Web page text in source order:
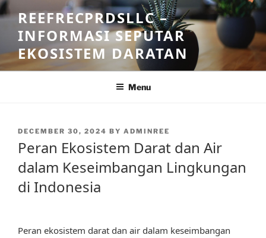
Skip
to
content
REEFRECPRDSLLC –
INFORMASI SEPUTAR
EKOSISTEM DARATAN
Menu
POSTED
DECEMBER 30, 2024 BY ADMINREE
Peran Ekosistem Darat dan Air
dalam Keseimbangan Lingkungan
di Indonesia
Peran ekosistem darat dan air dalam keseimbangan